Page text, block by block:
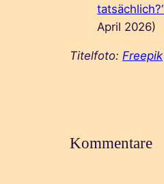
April 2026)
Titelfoto:Freepik
Kommentare